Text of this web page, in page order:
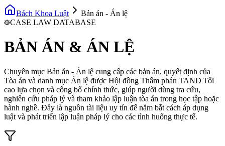
Bách Khoa Luật
Bản án - Án lệ
CASE LAW DATABASE
BẢN ÁN & ÁN LỆ
Chuyên mục Bản án - Án lệ cung cấp các bản án, quyết định của
Tòa án và danh mục Án lệ được Hội đồng Thẩm phán TAND Tối
cao lựa chọn và công bố chính thức, giúp người dùng tra cứu,
nghiên cứu pháp lý và tham khảo lập luận tòa án trong học tập hoặc
hành nghề. Đây là nguồn tài liệu uy tín để nắm bắt cách áp dụng
luật và phát triển lập luận pháp lý cho các tình huống thực tế.